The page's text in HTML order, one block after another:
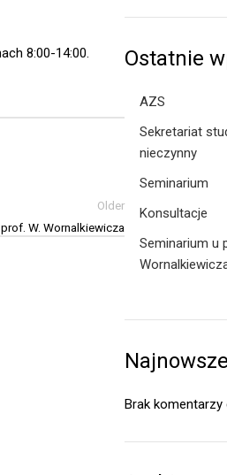
8:00-14:00.
Older
W. Wornalkiewicza
Ostatnie
AZS
Sekretariat
nieczynny
Seminarium
Konsultacje
Seminarium u
Brak komentarzy